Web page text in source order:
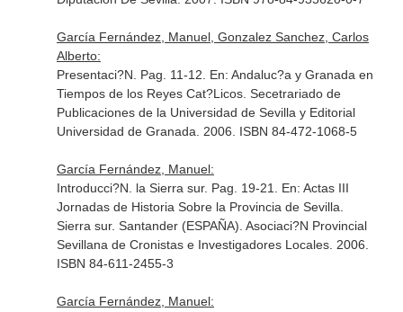
García Fernández, Manuel, Gonzalez Sanchez, Carlos
Alberto:
Presentaci?N. Pag. 11-12. En: Andaluc?a y Granada en
Tiempos de los Reyes Cat?Licos. Secetrariado de
Publicaciones de la Universidad de Sevilla y Editorial
Universidad de Granada. 2006. ISBN 84-472-1068-5
García Fernández, Manuel:
Introducci?N. la Sierra sur. Pag. 19-21. En: Actas III
Jornadas de Historia Sobre la Provincia de Sevilla.
Sierra sur. Santander (ESPAÑA). Asociaci?N Provincial
Sevillana de Cronistas e Investigadores Locales. 2006.
ISBN 84-611-2455-3
García Fernández, Manuel: